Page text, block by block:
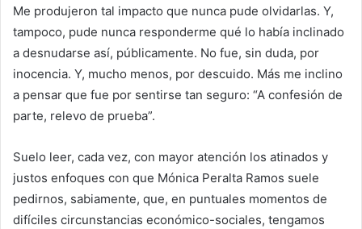
Me produjeron tal impacto que nunca pude olvidarlas. Y,
tampoco, pude nunca responderme qué lo había inclinado
a desnudarse así, públicamente. No fue, sin duda, por
inocencia. Y, mucho menos, por descuido. Más me inclino
a pensar que fue por sentirse tan seguro: “A confesión de
parte, relevo de prueba”.
Suelo leer, cada vez, con mayor atención los atinados y
justos enfoques con que Mónica Peralta Ramos suele
pedirnos, sabiamente, que, en puntuales momentos de
difíciles circunstancias económico-sociales, tengamos